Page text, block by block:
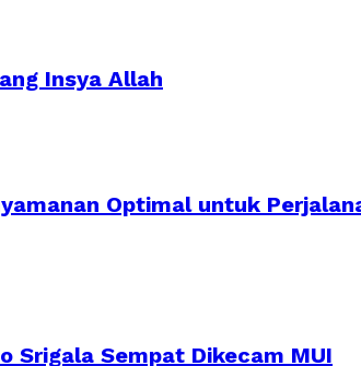
Insya Allah
Optimal untuk
Srigala Sempat Dikecam MUI